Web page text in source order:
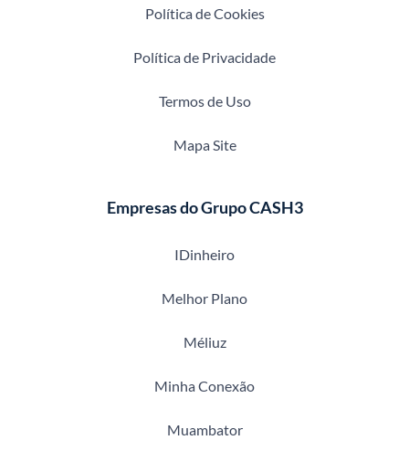
Política de Cookies
Política de Privacidade
Termos de Uso
Mapa Site
Empresas do Grupo CASH3
IDinheiro
Melhor Plano
Méliuz
Minha Conexão
Muambator